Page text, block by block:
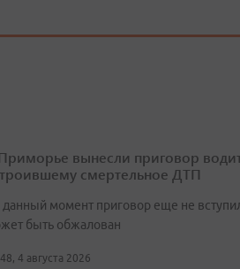
вынесли приговор
смертельное ДТП
данный момент приговор еще не
быть обжалован
4 августа 2026